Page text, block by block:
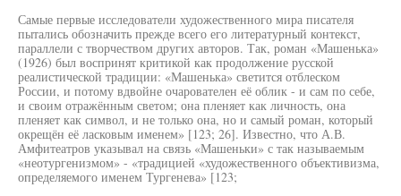
Самые первые исследователи художественного мира писателя
пытались обозначить прежде всего его литературный контекст,
параллели с творчеством других авторов. Так, роман «Машенька»
(1926) был воспринят критикой как продолжение русской
реалистической традиции: «Машенька» светится отблеском
России, и потому вдвойне очарователен её облик - и сам по себе,
и своим отражённым светом; она пленяет как личность, она
пленяет как символ, и не только она, но и самый роман, который
окрещён её ласковым именем» [123; 26]. Известно, что А.В.
Амфитеатров указывал на связь «Машеньки» с так называемым
«неотургенизмом» - «традицией «художественного объективизма,
определяемого именем Тургенева» [123;